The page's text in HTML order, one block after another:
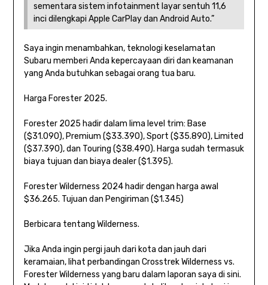
sementara sistem infotainment layar sentuh 11,6
inci dilengkapi Apple CarPlay dan Android Auto.”
Saya ingin menambahkan, teknologi keselamatan
Subaru memberi Anda kepercayaan diri dan keamanan
yang Anda butuhkan sebagai orang tua baru.
Harga Forester 2025.
Forester 2025 hadir dalam lima level trim: Base
($31.090), Premium ($33.390), Sport ($35.890), Limited
($37.390), dan Touring ($38.490). Harga sudah termasuk
biaya tujuan dan biaya dealer ($1.395).
Forester Wilderness 2024 hadir dengan harga awal
$36.265. Tujuan dan Pengiriman ($1.345)
Berbicara tentang Wilderness.
Jika Anda ingin pergi jauh dari kota dan jauh dari
keramaian, lihat perbandingan Crosstrek Wilderness vs.
Forester Wilderness yang baru dalam laporan saya di sini.